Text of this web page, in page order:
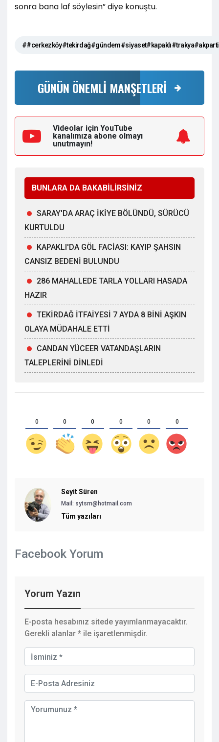
sonra bana laf söylesin” diye konuştu.
GÜNÜN ÖNEMLİ MANŞETLERİ
Videolar için YouTube
kanalımıza abone olmayı
unutmayın!
BUNLARA DA BAKABİLİRSİNİZ
SARAY'DA ARAÇ İKİYE BÖLÜNDÜ, SÜRÜCÜ
KURTULDU
KAPAKLI'DA GÖL FACİASI: KAYIP ŞAHSIN
CANSIZ BEDENİ BULUNDU
286 MAHALLEDE TARLA YOLLARI HASADA
HAZIR
TEKİRDAĞ İTFAİYESİ 7 AYDA 8 BİNİ AŞKIN
OLAYA MÜDAHALE ETTİ
CANDAN YÜCEER VATANDAŞLARIN
TALEPLERİNİ DİNLEDİ
0 0 0 0 0 0
Seyit Süren
Mail: sytsrn@hotmail.com
Tüm yazıları
Facebook Yorum
Yorum Yazın
E-posta hesabınız sitede yayımlanmayacaktır.
Gerekli alanlar * ile işaretlenmişdir.